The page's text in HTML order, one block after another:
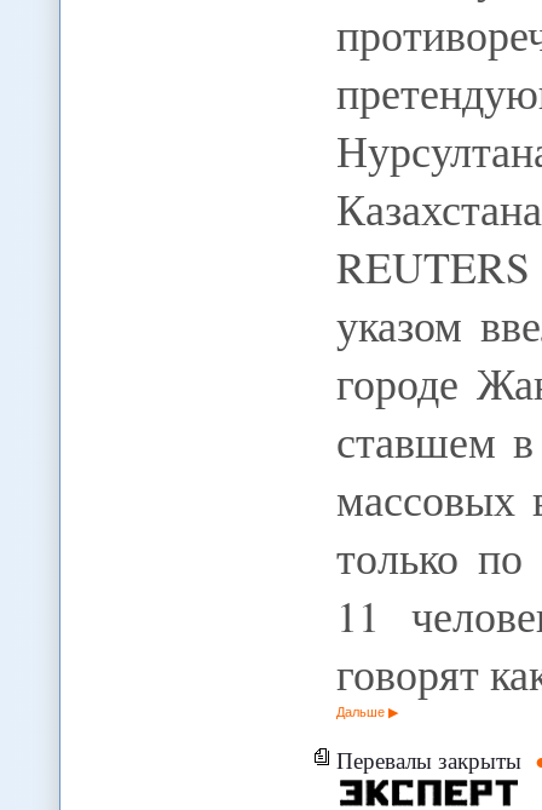
указом
городе
ставшем
массовых
только
11
говорят
Дальше
Перевалы закрыты